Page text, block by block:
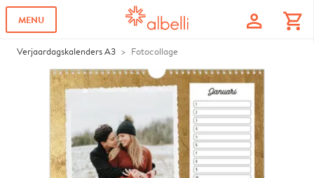
MENU profile shopping_cart
Verjaardagskalenders A3 Fotocollage